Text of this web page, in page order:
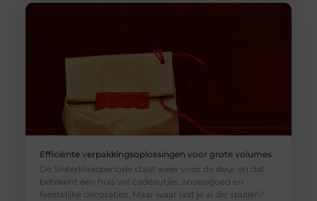
Efficiënte verpakkingsoplossingen voor grote volumes
De Sinterklaasperiode staat weer voor de deur en dat
betekent een huis vol cadeautjes, snoepgoed en
feestelijke decoraties. Maar waar laat je al die spullen?